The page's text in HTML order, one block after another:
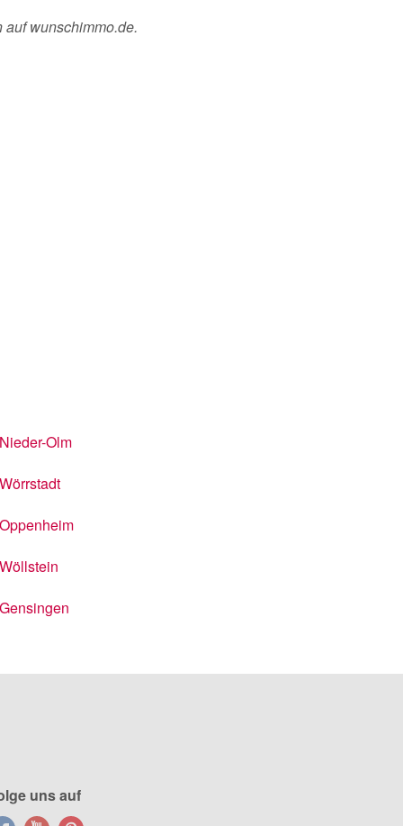
wunschimmo.de.
Nieder-Olm
Wörrstadt
Oppenheim
Wöllstein
Gensingen
uns auf